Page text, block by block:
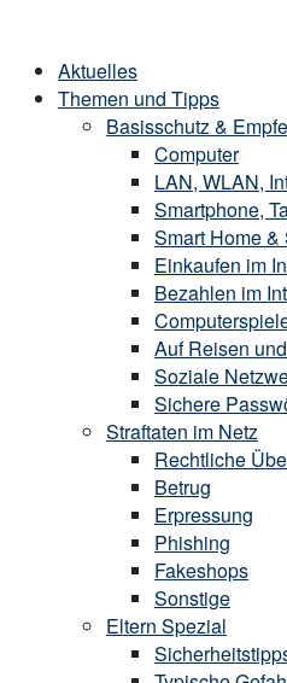
content
Menu Aktuelles
Themen und Tipps
Basisschutz &
Computer
LAN, WLAN,
Smartphone,
Smart Home &
Einkaufen im
Bezahlen im
Auf Reisen
Soziale
Sichere
Straftaten im Netz
Rechtliche
Betrug
Erpressung
Phishing
Fakeshops
Sonstige
Eltern Spezial